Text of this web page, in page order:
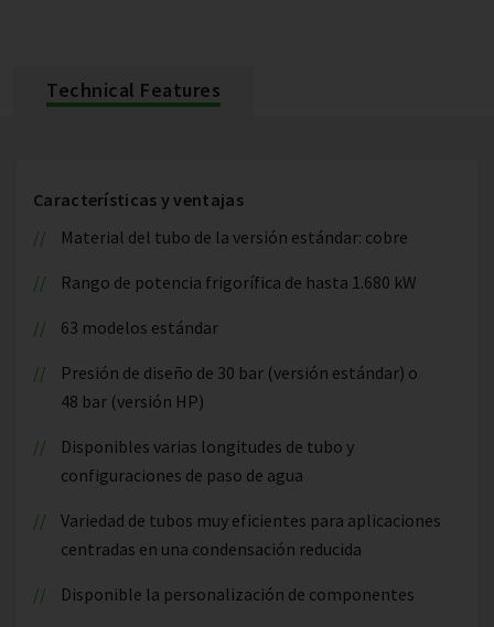
Technical Features
Características y ventajas
Material del tubo de la versión estándar: cobre
Rango de potencia frigorífica de hasta 1.680 kW
63 modelos estándar
Presión de diseño de 30 bar (versión estándar) o
48 bar (versión HP)
Disponibles varias longitudes de tubo y
configuraciones de paso de agua
Variedad de tubos muy eficientes para aplicaciones
centradas en una condensación reducida
Disponible la personalización de componentes